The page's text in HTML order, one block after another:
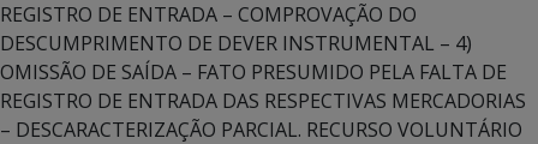
REGISTRO DE ENTRADA – COMPROVAÇÃO DO
DESCUMPRIMENTO DE DEVER INSTRUMENTAL – 4)
OMISSÃO DE SAÍDA – FATO PRESUMIDO PELA FALTA DE
REGISTRO DE ENTRADA DAS RESPECTIVAS MERCADORIAS
– DESCARACTERIZAÇÃO PARCIAL. RECURSO VOLUNTÁRIO